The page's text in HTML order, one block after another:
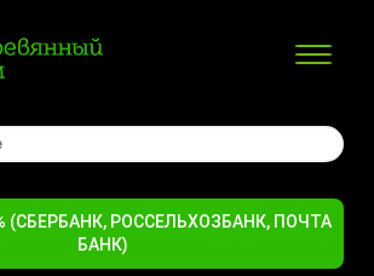
(СБЕРБАНК, РОССЕЛЬХОЗБАНК, ПОЧТА
БАНК)